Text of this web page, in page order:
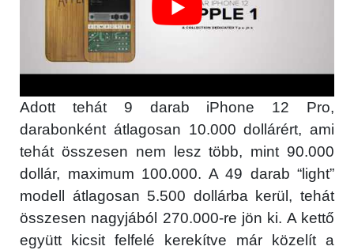
Adott tehát 9 darab iPhone 12 Pro,
darabonként átlagosan 10.000 dollárért, ami
tehát összesen nem lesz több, mint 90.000
dollár, maximum 100.000. A 49 darab “light”
modell átlagosan 5.500 dollárba kerül, tehát
összesen nagyjából 270.000-re jön ki. A kettő
együtt kicsit felfelé kerekítve már közelít a